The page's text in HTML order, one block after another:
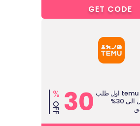
GET CODE
30
%
OFF
كوبون خصم temu اول طلب
الامارات يصل الى 30%